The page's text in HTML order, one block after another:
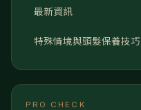
最新資訊
特殊情境與頭髮保養技巧
PRO CHECK